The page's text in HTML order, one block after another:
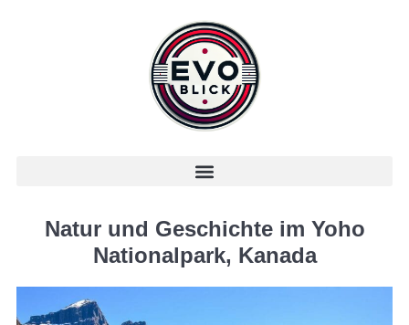
Natur und Geschichte im Yoho
Nationalpark, Kanada